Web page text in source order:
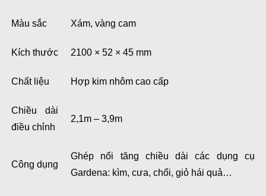
Màu sắc Xám, vàng cam
Kích thước 2100 × 52 × 45 mm
Chất liệu Hợp kim nhôm cao cấp
Chiều dài
điều chỉnh
2,1m – 3,9m
Công dụng
Ghép nối tăng chiều dài các dụng cụ
Gardena: kìm, cưa, chổi, giỏ hái quả…